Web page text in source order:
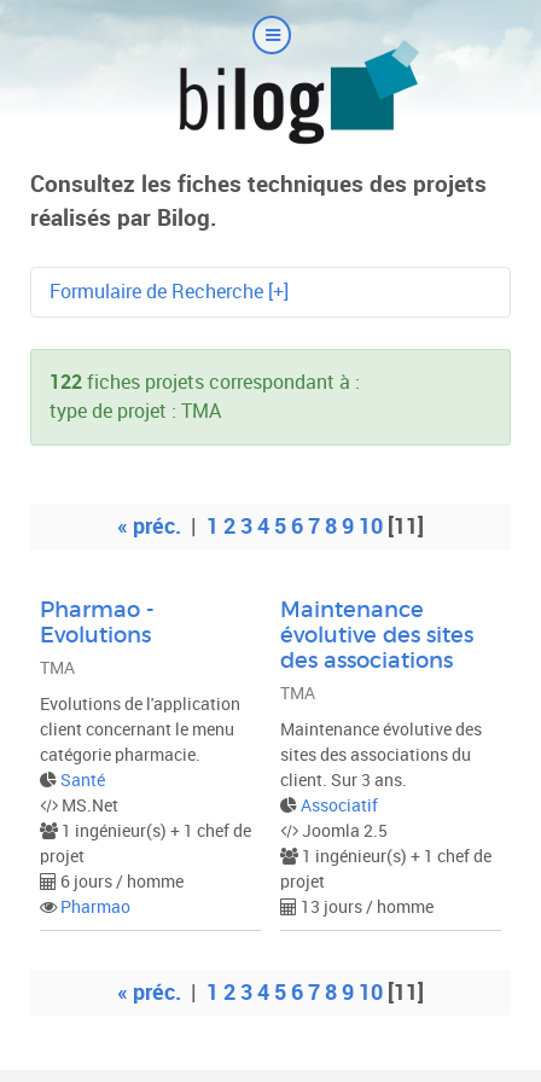
Consultez les fiches techniques des projets
réalisés par Bilog.
Formulaire de Recherche [+]
Technologie
Type de projet
VALIDER
122 fiches projets correspondant à :
type de projet : TMA
« préc. | 1 234 56789 10 [11]
Pharmao -
Evolutions
TMA
Evolutions de l'application
client concernant le menu
catégorie pharmacie.
Santé
MS.Net
1 ingénieur(s) + 1 chef de
projet
6 jours / homme
Pharmao
Maintenance
évolutive des sites
des associations
TMA
Maintenance évolutive des
sites des associations du
client. Sur 3 ans.
Associatif
Joomla 2.5
1 ingénieur(s) + 1 chef de
projet
13 jours / homme
« préc. | 1 234 56789 10 [11]